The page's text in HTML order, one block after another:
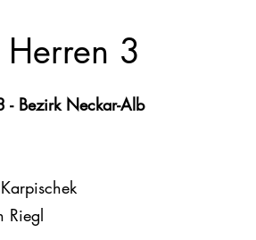
Herren 3
- Bezirk Neckar-Alb
Riegl